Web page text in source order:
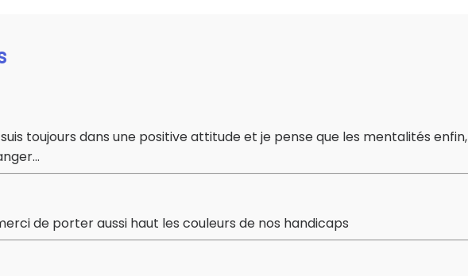
toujours dans une positive attitude et je pense que les mentalités enfin,
de porter aussi haut les couleurs de nos handicaps